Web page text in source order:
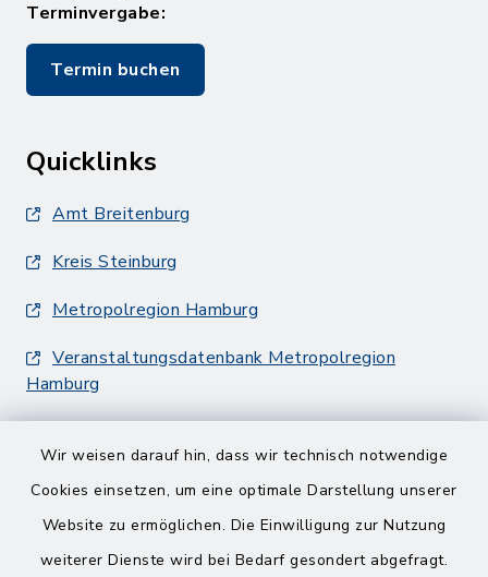
Wir weisen darauf hin, dass wir technisch notwendige
Cookies einsetzen, um eine optimale Darstellung unserer
Website zu ermöglichen. Die Einwilligung zur Nutzung
weiterer Dienste wird bei Bedarf gesondert abgefragt.
Terminvergabe:
Termin buchen
Quicklinks
Amt Breitenburg
Kreis Steinburg
Metropolregion Hamburg
Veranstaltungsdatenbank Metropolregion
Hamburg